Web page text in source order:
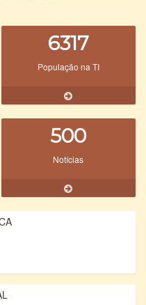
6317
População na TI
500
Notícias